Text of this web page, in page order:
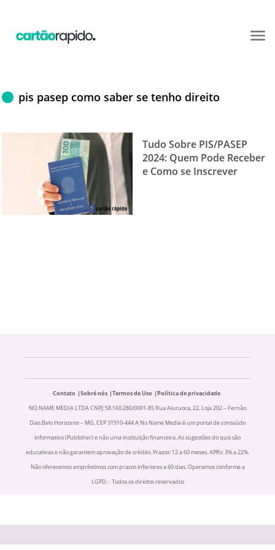
pis pasep como saber se tenho direito
Tudo Sobre PIS/PASEP
2024: Quem Pode Receber
e Como se Inscrever
Contato Sobré nós Termos de Uso
Política de privacidade
NO NAME MEDIA LTDA CNPJ: 58.160.280/0001-85 Rua Aiuruoca, 22, Loja 202 – Fernão
Dias Belo Horizonte – MG, CEP 31910-444 A No Name Media é um portal de conteúdo
informativo (Publisher) e não uma instituição financeira. As sugestões do quiz são
educativas e não garantem aprovação de crédito. Prazos: 12 a 60 meses. APRs: 3% a 22%.
Não oferecemos empréstimos com prazos inferiores a 60 dias. Operamos conforme a
LGPD. - Todos os direitos reservados